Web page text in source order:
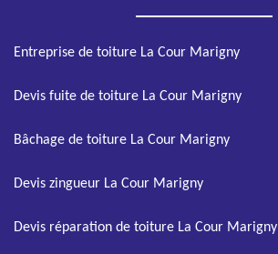
Entreprise de toiture La Cour Marigny
Devis fuite de toiture La Cour Marigny
Bâchage de toiture La Cour Marigny
Devis zingueur La Cour Marigny
Devis réparation de toiture La Cour Marigny